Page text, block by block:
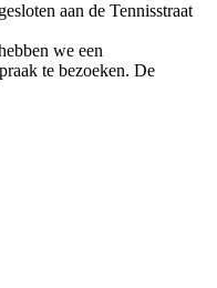
aan de Tennisstraat
we een
te bezoeken. De